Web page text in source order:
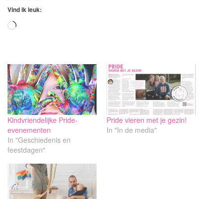
Vind ik leuk:
Aan
Kindvriendelijke Pride-
evenementen
In "Geschiedenis en
feestdagen"
Pride vieren met je gezin!
In "In de media"